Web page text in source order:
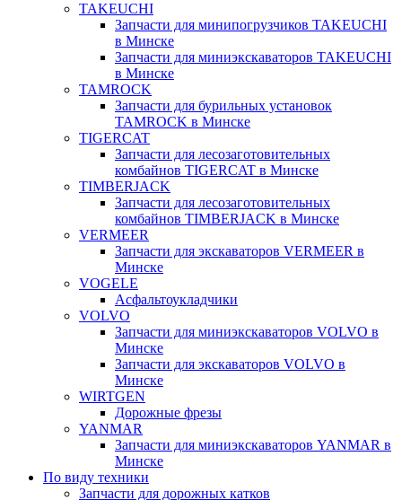
TAKEUCHI
Запчасти для минипогрузчиков TAKEUCHI
в Минске
Запчасти для миниэкскаваторов TAKEUCHI
в Минске
TAMROCK
Запчасти для бурильных установок
TAMROCK в Минске
TIGERCAT
Запчасти для лесозаготовительных
комбайнов TIGERCAT в Минске
TIMBERJACK
Запчасти для лесозаготовительных
комбайнов TIMBERJACK в Минске
VERMEER
Запчасти для экскаваторов VERMEER в
Минске
VOGELE
Асфальтоукладчики
VOLVO
Запчасти для миниэкскаваторов VOLVO в
Минске
Запчасти для экскаваторов VOLVO в
Минске
WIRTGEN
Дорожные фрезы
YANMAR
Запчасти для миниэкскаваторов YANMAR в
Минске
По виду техники
Запчасти для дорожных катков